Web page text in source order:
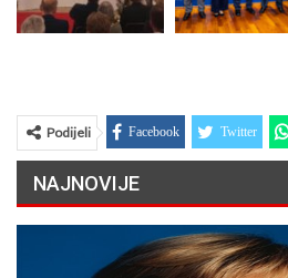
Podijeli Facebook Twitter
NAJNOVIJE